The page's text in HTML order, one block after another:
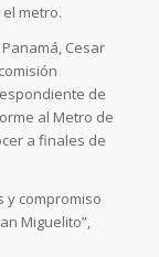
metro.
Cesar
de
al Metro de
a finales de
y compromiso
Miguelito”,